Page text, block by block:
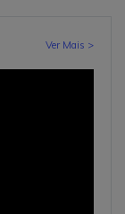
Ver Mais >